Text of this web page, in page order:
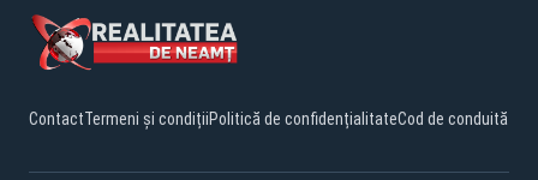
ContactTermeni și condițiiPolitică de confidențialitateCod de conduită